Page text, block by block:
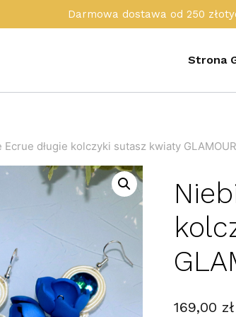
Darmowa dostawa od 250
Strona
długie kolczyki sutasz kwiaty GLAMOUR
169,00 zł